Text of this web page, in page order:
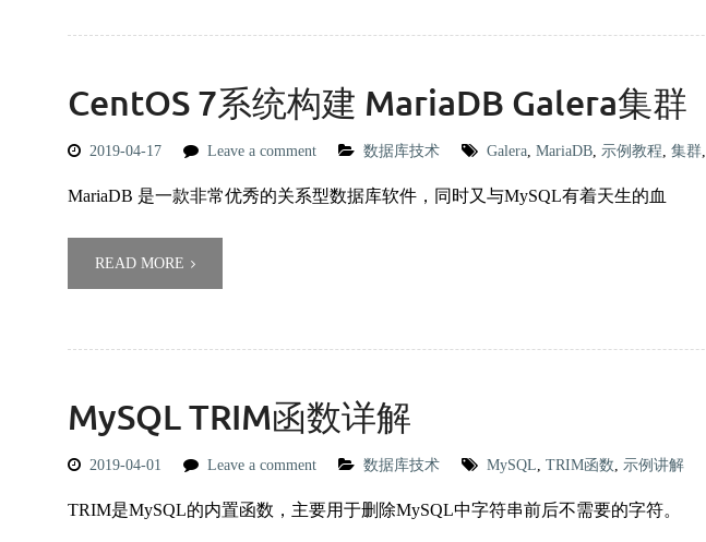
CentOS 7系统构建 MariaDB Galera集群
2019-04-17 Leave a comment 数据库技术 Galera, MariaDB, 示例教程, 集群,
MariaDB 是一款非常优秀的关系型数据库软件，同时又与MySQL有着天生的血
READ MORE
MySQL TRIM函数详解
2019-04-01 Leave a comment 数据库技术 MySQL, TRIM函数, 示例讲解
TRIM是MySQL的内置函数，主要用于删除MySQL中字符串前后不需要的字符。